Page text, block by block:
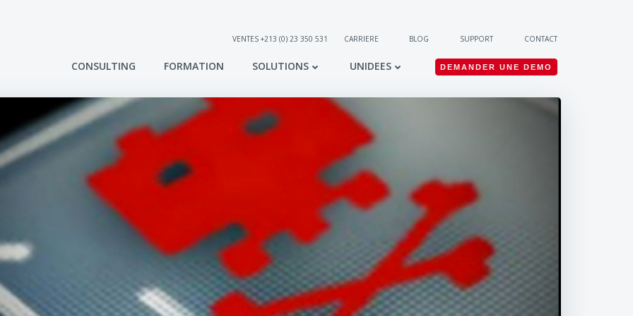
VENTES +213 (0) 23 350 531 CARRIERE BLOG SUPPORT CONTACT
CONSULTING FORMATION SOLUTIONS UNIDEES DEMANDER UNE DEMO